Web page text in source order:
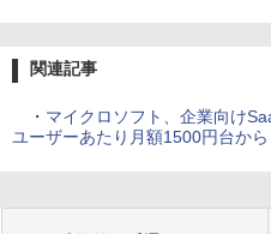
関連記事
・ マイクロソフト、企業向け
ユーザーあたり月額1500円台か